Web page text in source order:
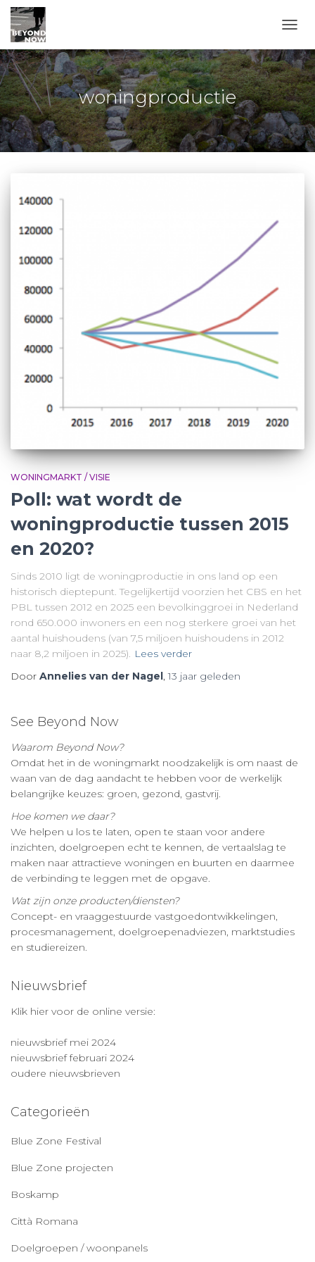
woningproductie
WONINGMARKT / VISIE
Poll: wat wordt de
woningproductie tussen 2015
en 2020?
Sinds 2010 ligt de woningproductie in ons land op een
historisch dieptepunt. Tegelijkertijd voorzien het CBS en het
PBL tussen 2012 en 2025 een bevolkinggroei in Nederland
rond 650.000 inwoners en een nog sterkere groei van het
aantal huishoudens (van 7,5 miljoen huishoudens in 2012
naar 8,2 miljoen in 2025).
Lees verder
Door Annelies van der Nagel ,13 jaar geleden
See Beyond Now
Waarom Beyond Now?
Omdat het in de woningmarkt noodzakelijk is om naast de
waan van de dag aandacht te hebben voor de werkelijk
belangrijke keuzes: groen, gezond, gastvrij.
Hoe komen we daar?
We helpen u los te laten, open te staan voor andere
inzichten, doelgroepen echt te kennen, de vertaalslag te
maken naar attractieve woningen en buurten en daarmee
de verbinding te leggen met de opgave.
Wat zijn onze producten/diensten?
Concept- en vraaggestuurde vastgoedontwikkelingen,
procesmanagement, doelgroepenadviezen, marktstudies
en studiereizen.
Nieuwsbrief
Klik hier voor de online versie:
nieuwsbrief mei 2024
nieuwsbrief februari 2024
oudere nieuwsbrieven
Categorieën
Blue Zone Festival
Blue Zone projecten
Boskamp
Città Romana
Doelgroepen / woonpanels